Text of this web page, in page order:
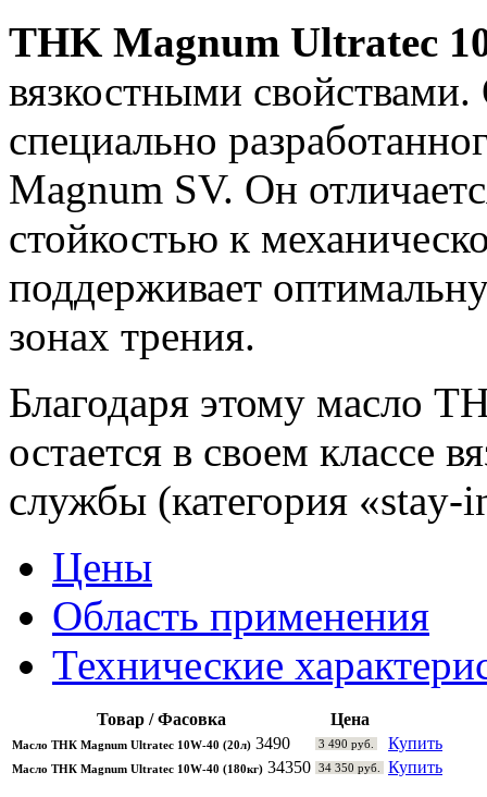
THK Magnum Ultratec
вязкостными
специально
Magnum SV. Он
стойкостью к
поддерживает
зонах трения.
Благодаря этому масло
остается в своем классе
службы (категория «stay-
Цены
Область применения
Технические
Товар / Фасовка Цена
Масло ТНК Magnum Ultratec 10W-40 (20л) 3490 3 490 руб. Купить
Масло ТНК Magnum Ultratec 10W-40 (180кг) 34350 34 350 руб. Купить